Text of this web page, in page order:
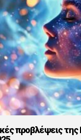
προβλέψεις